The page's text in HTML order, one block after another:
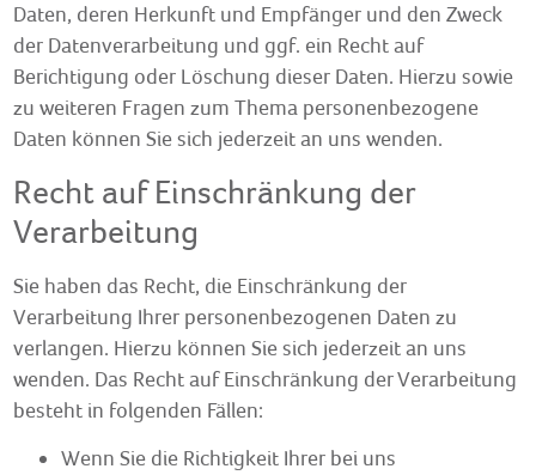
Daten, deren Herkunft und Empfänger und den Zweck
der Datenverarbeitung und ggf. ein Recht auf
Berichtigung oder Löschung dieser Daten. Hierzu sowie
zu weiteren Fragen zum Thema personenbezogene
Daten können Sie sich jederzeit an uns wenden.
Recht auf Einschränkung der
Verarbeitung
Sie haben das Recht, die Einschränkung der
Verarbeitung Ihrer personenbezogenen Daten zu
verlangen. Hierzu können Sie sich jederzeit an uns
wenden. Das Recht auf Einschränkung der Verarbeitung
besteht in folgenden Fällen:
Wenn Sie die Richtigkeit Ihrer bei uns